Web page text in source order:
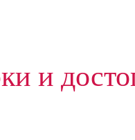
и